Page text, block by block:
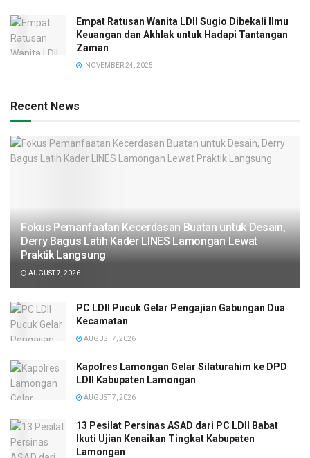
Empat Ratusan Wanita LDII Sugio Dibekali Ilmu
Keuangan dan Akhlak untuk Hadapi Tantangan
Zaman
NOVEMBER 24, 2025
Recent News
Fokus Pemanfaatan Kecerdasan Buatan untuk Desain,
Derry Bagus Latih Kader LINES Lamongan Lewat
Praktik Langsung
AUGUST 7, 2026
PC LDII Pucuk Gelar Pengajian Gabungan Dua
Kecamatan
AUGUST 7, 2026
Kapolres Lamongan Gelar Silaturahim ke DPD
LDII Kabupaten Lamongan
AUGUST 7, 2026
13 Pesilat Persinas ASAD dari PC LDII Babat
Ikuti Ujian Kenaikan Tingkat Kabupaten
Lamongan